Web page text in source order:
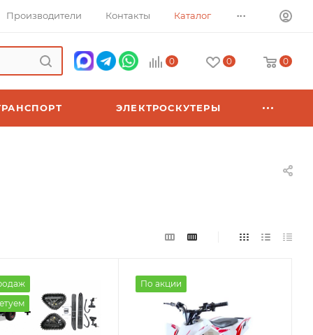
Производители Контакты Каталог ...
0 0 0
ЭЛЕКТРОСКУТЕРЫ
По акции